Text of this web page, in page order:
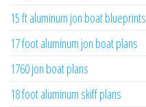
15 ft aluminum jon boat blueprints
17 foot aluminum jon boat plans
1760 jon boat plans
18 foot aluminum skiff plans